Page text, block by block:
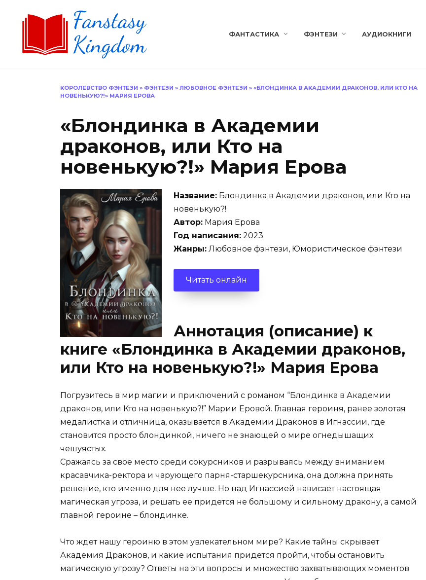
ФАНТАСТИКА ФЭНТЕЗИ АУДИОКНИГИ
КОРОЛЕВСТВО ФЭНТЕЗИ » ФЭНТЕЗИ » ЛЮБОВНОЕ ФЭНТЕЗИ » «БЛОНДИНКА В АКАДЕМИИ ДРАКОНОВ, ИЛИ КТО НА
НОВЕНЬКУЮ?!» МАРИЯ ЕРОВА
«Блондинка в Академии
драконов, или Кто на
новенькую?!» Мария Ерова
Название: Блондинка в Академии драконов, или Кто на
новенькую?!
Автор: Мария Ерова
Год написания: 2023
Жанры: Любовное фэнтези, Юмористическое фэнтези
Читать онлайн
Аннотация (описание) к
книге «Блондинка в Академии драконов,
или Кто на новенькую?!» Мария Ерова
Погрузитесь в мир магии и приключений с романом “Блондинка в Академии
драконов, или Кто на новенькую?!” Марии Еровой. Главная героиня, ранее золотая
медалистка и отличница, оказывается в Академии Драконов в Игнассии, где
становится просто блондинкой, ничего не знающей о мире огнедышащих
чешуястых.
Сражаясь за свое место среди сокурсников и разрываясь между вниманием
красавчика-ректора и чарующего парня-старшекурсника, она должна принять
решение, кто именно для нее лучше. Но над Игнассией нависает настоящая
магическая угроза, и решать ее придется не большому и сильному дракону, а самой
главной героине – блондинке.
Что ждет нашу героиню в этом увлекательном мире? Какие тайны скрывает
Академия Драконов, и какие испытания придется пройти, чтобы остановить
магическую угрозу? Ответы на эти вопросы и множество захватывающих моментов